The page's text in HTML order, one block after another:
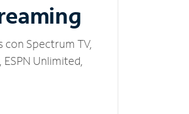
con Spectrum TV,
Unlimited,